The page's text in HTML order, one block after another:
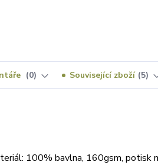
0 Související zboží 5
100% bavlna, 160gsm, potisk